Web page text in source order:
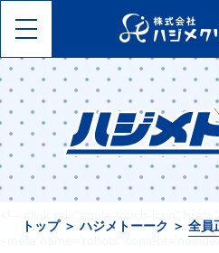
トップ ＞ ハジメトーーク ＞ 全員
<html lang="ja">
<head>
<meta charset="utf-8">
<meta name="viewport"
<meta name="format-detection"
<title>【岡山】集客設計に自信あり
<!-- <link rel="shortcut icon" href="--
<meta name='robots'